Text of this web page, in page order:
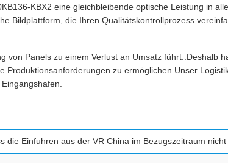
KBX2 eine gleichbleibende optische Leistung in
Bildplattform, die Ihren Qualitätskontrollprozess
von Panels zu einem Verlust an Umsatz führt..Deshalb
zu ermöglichen.Unser
die Einfuhren aus der VR China im Bezugszeitraum